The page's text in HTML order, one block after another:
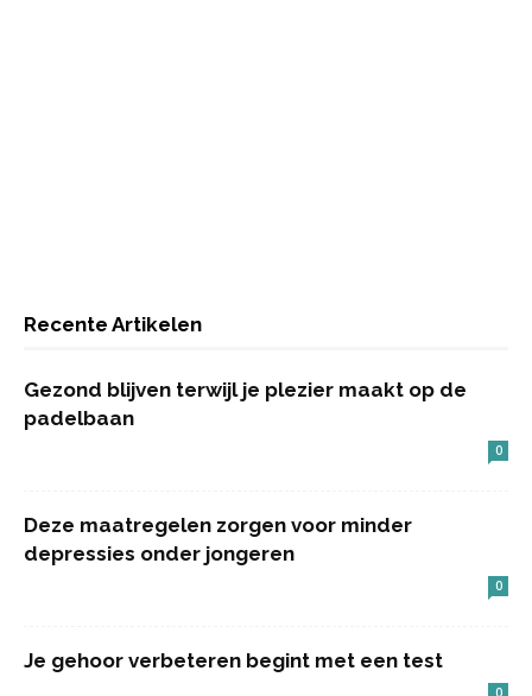
Recente Artikelen
Gezond blijven terwijl je plezier maakt op de
padelbaan
0
Deze maatregelen zorgen voor minder
depressies onder jongeren
0
Je gehoor verbeteren begint met een test
0